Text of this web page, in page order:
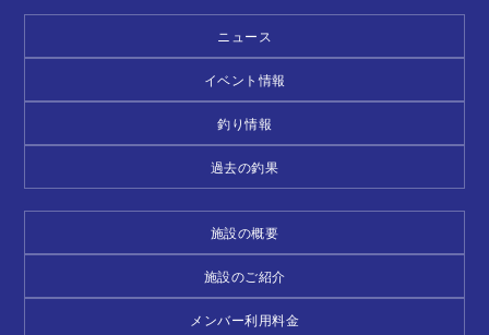
ニュース
イベント情報
釣り情報
過去の釣果
施設の概要
施設のご紹介
メンバー利用料金